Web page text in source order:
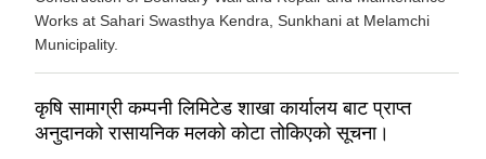
Works at Sahari Swasthya Kendra, Sunkhani at Melamchi
Municipality.
कृषि सामाग्री कम्पनी लिमिटेड शाखा कार्यालय बाट प्राप्त
अनुदानको रासायनिक मलको कोटा तोकिएको सूचना।